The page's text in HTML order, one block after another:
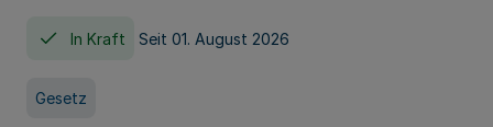
In Kraft Seit 01. August 2026
Gesetz